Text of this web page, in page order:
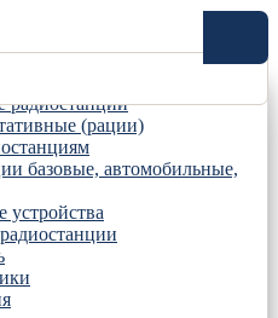
радиостанции
(рации)
базовые, автомобильные,